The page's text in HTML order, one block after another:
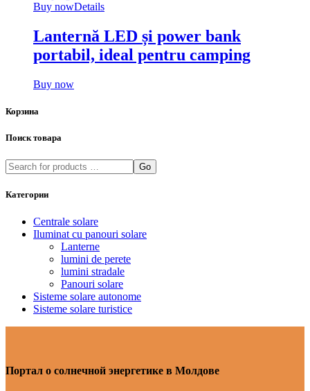
Buy nowDetails
Lanternă LED și power bank
portabil, ideal pentru camping
Buy now
Корзина
Поиск товара
Go
Категории
Centrale solare
Iluminat cu panouri solare
Lanterne
lumini de perete
lumini stradale
Panouri solare
Sisteme solare autonome
Sisteme solare turistice
Портал о солнечной энергетике в Молдове